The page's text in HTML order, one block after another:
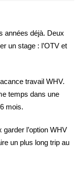
années déjà. Deux
un stage : l’OTV et
travail WHV.
temps dans une
mois.
l’option WHV
un plus long trip au